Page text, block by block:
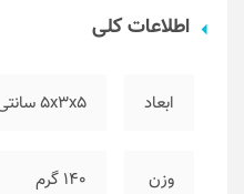
اطلاعات کلی
ابعاد ۵x3x5 سانتی‌متر
وزن ۱۴۰ گرم